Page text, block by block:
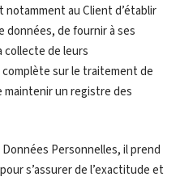
notamment au Client d’établir
de fournir à ses
de leurs
sur le traitement de
un registre des
Personnelles, il prend
s’assurer de l’exactitude et